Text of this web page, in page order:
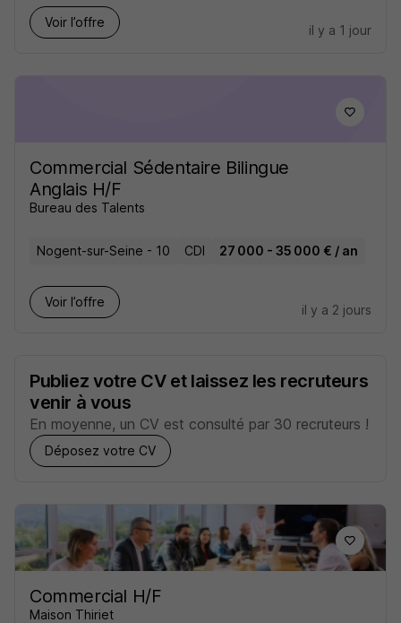
Voir l’offre
il y a 1 jour
Commercial Sédentaire Bilingue
Anglais H/F
Bureau des Talents
Nogent-sur-Seine - 10 CDI 27 000 - 35 000 € / an
Voir l’offre
il y a 2 jours
Publiez votre CV et laissez les recruteurs
venir à vous
En moyenne, un CV est consulté par 30 recruteurs !
Déposez votre CV
Commercial H/F
Maison Thiriet